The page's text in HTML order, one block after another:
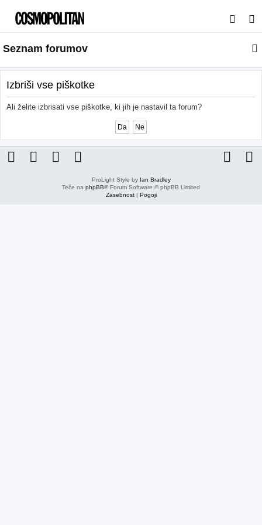
s
a
j
Seznam forumov
Izbriši vse piškotke
Ali želite izbrisati vse piškotke, ki jih je nastavil ta forum?
ProLight Style by Ian Bradley
Teče na phpBB® Forum Software © phpBB Limited
Zasebnost| Pogoji